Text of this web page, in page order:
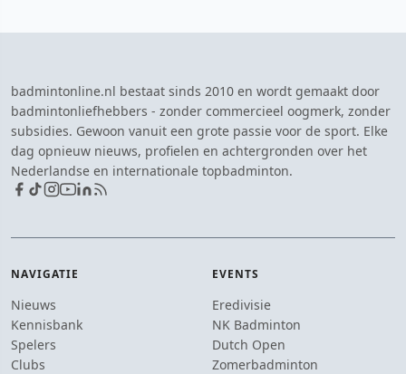
badmintonline.nl bestaat sinds 2010 en wordt gemaakt door
badmintonliefhebbers - zonder commercieel oogmerk, zonder
subsidies. Gewoon vanuit een grote passie voor de sport. Elke
dag opnieuw nieuws, profielen en achtergronden over het
Nederlandse en internationale topbadminton.
NAVIGATIE
Nieuws
Kennisbank
Spelers
Clubs
EVENTS
Eredivisie
NK Badminton
Dutch Open
Zomerbadminton